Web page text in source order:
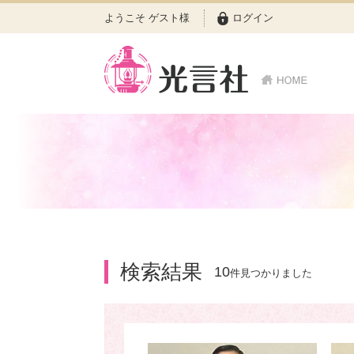
ようこそ ゲスト様 ログイン
検索結果 10件見つかりました